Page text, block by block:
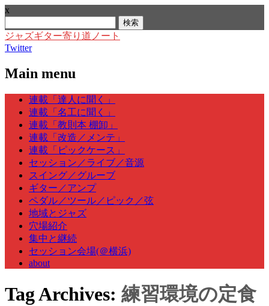
x
索:
ジャズギター寄り道ノート
Twitter
Main menu
Skip
content
連載「達人に聞く」
連載「名工に聞く」
連載「教則本 棚卸」
連載「改造／メンテ」
連載「ピックケース」
セッション／ライブ／音源
スイング／グルーブ
ギター／アンプ
ペダル／ツール／ピック／弦
地域とジャズ
穴場紹介
集中と継続
セッション会場(＠横浜)
about
Tag Archives: 練習環境の定食